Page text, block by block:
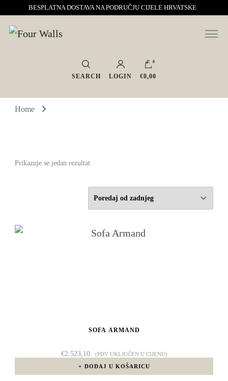
BESPLATNA DOSTAVA NA PODRUČJU CIJELE HRVATSKE
Four Walls
Sve za interijer po Vašoj mjeri. Salon namještaja, dekoracije i rasvjete.
Interijeri s karakterom
SEARCH LOGIN
0
€0,00
Home
Prikazuje se jedan rezultat
SOFA ARMAND
€2.523,10
(PDV UKLJUČEN U CIJENU)
DODAJ U KOŠARICU